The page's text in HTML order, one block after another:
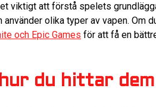
viktigt att förstå spelets
olika typer av vapen. Om
och Epic Games för att få en
du hittar dem